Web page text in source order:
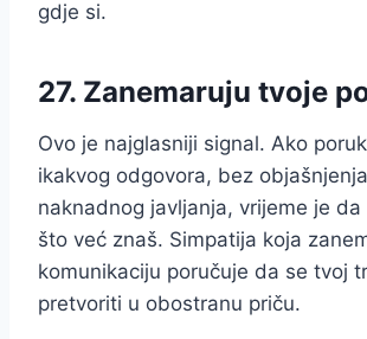
gdje si.
27. Zanemaruju tvoje
Ovo je najglasniji signal. Ako
ikakvog odgovora, bez
naknadnog javljanja, vrijeme je
što već znaš. Simpatija koja
komunikaciju poručuje da se tvoj
pretvoriti u obostranu priču.